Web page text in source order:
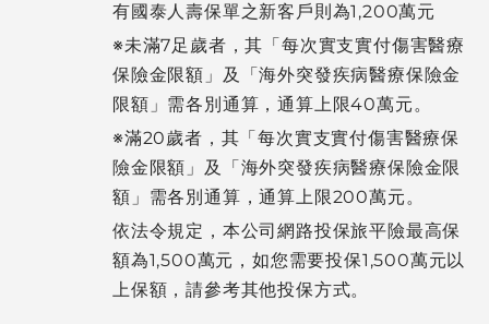
有國泰人壽保單之新客戶則為1,200萬元
※未滿7足歲者，其「每次實支實付傷害醫療
保險金限額」及「海外突發疾病醫療保險金
限額」需各別通算，通算上限40萬元。
※滿20歲者，其「每次實支實付傷害醫療保
險金限額」及「海外突發疾病醫療保險金限
額」需各別通算，通算上限200萬元。
依法令規定，本公司網路投保旅平險最高保
額為1,500萬元，如您需要投保1,500萬元以
上保額，請參考其他投保方式。